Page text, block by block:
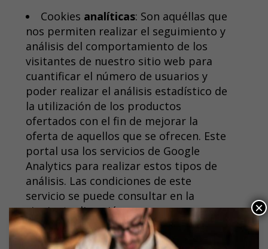
Cookies analíticas: Son aquéllas que
nos permiten realizar el seguimiento y
análisis del comportamiento de los
visitantes de nuestro sitio web para
cuantificar el número de usuarios y
poder realizar el análisis estadístico de
la utilización de los productos
ofertados con el fin de mejorar la
oferta de aquellos que se ofrecen. Este
portal usa los servicios de Google
Analytics para realizar estos tipos de
análisis. Las condiciones de este
servicio se puede consultar en la
siguiente dirección:
https://developers.google.com/analytics/
×